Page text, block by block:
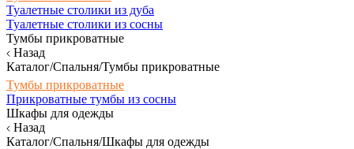
Туалетные столики из дуба
Туалетные столики из сосны
Тумбы прикроватные
Назад
Каталог/Спальня/Тумбы прикроватные
Тумбы прикроватные
Прикроватные тумбы из сосны
Шкафы для одежды
Назад
Каталог/Спальня/Шкафы для одежды